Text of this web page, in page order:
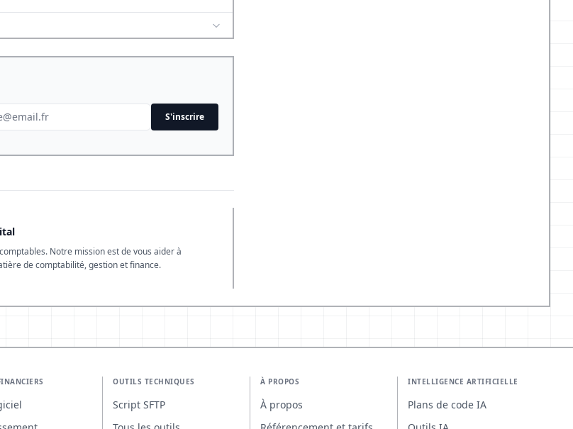
S'inscrire
Notre mission est de vous aider à
de comptabilité, gestion et finance.
OUTILS TECHNIQUES
Script SFTP
À PROPOS
À propos
INTELLIGENCE ARTIFICIELLE
Plans de code IA